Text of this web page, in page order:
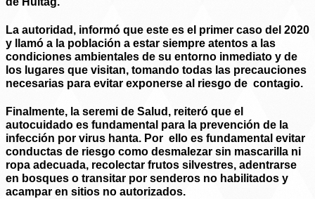
La autoridad, informó que este es el primer caso del 2020
y llamó a la población a estar siempre atentos a las
condiciones ambientales de su entorno inmediato y de
los lugares que visitan, tomando todas las precauciones
necesarias para evitar exponerse al riesgo de contagio.
Finalmente, la seremi de Salud, reiteró que el
autocuidado es fundamental para la prevención de la
infección por virus hanta. Por ello es fundamental evitar
conductas de riesgo como desmalezar sin mascarilla ni
ropa adecuada, recolectar frutos silvestres, adentrarse
en bosques o transitar por senderos no habilitados y
acampar en sitios no autorizados.